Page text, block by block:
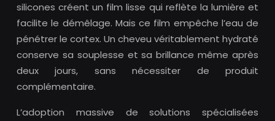
silicones créent un film lisse qui reflète la lumière et
facilite le démêlage. Mais ce film empêche l’eau de
pénétrer le cortex. Un cheveu véritablement hydraté
conserve sa souplesse et sa brillance même après
deux jours, sans nécessiter de produit
complémentaire.
L’adoption massive de solutions spécialisées